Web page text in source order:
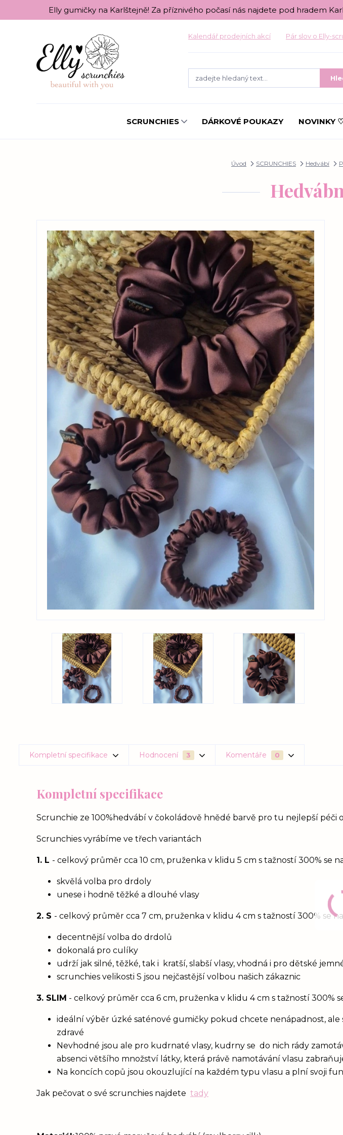
Elly gumičky na Karlštejně! Za příznivého počasí nás najdete pod hradem
Kalendář prodejních akcí Pár slov o Elly-
SCRUNCHIES DÁRKOVÉ POUKAZY NOVINKY
Úvod SCRUNCHIES Hedvábí
Kompletní specifikace Hodnocení 3 Komentáře 0
Kompletní specifikace
Scrunchie ze 100%hedvábí v čokoládově hnědé barvě pro tu nejlepší péči o
Scrunchies vyrábíme ve třech variantách
1. L - celkový průměr cca 10 cm, pruženka v klidu 5 cm s tažností 300% se
skvělá volba pro drdoly
unese i hodně těžké a dlouhé vlasy
2. S - celkový průměr cca 7 cm, pruženka v klidu 4 cm s tažností 300% se
decentnější volba do drdolů
dokonalá pro culíky
udrží jak silné, těžké, tak i kratší, slabší vlasy, vhodná i pro dětské
scrunchies velikosti S jsou nejčastější volbou našich zákaznic
3. SLIM - celkový průměr cca 6 cm, pruženka v klidu 4 cm s tažností 300%
ideální výběr úzké saténové gumičky pokud chcete nenápadnost, ale
zdravé
Nevhodné jsou ale pro kudrnaté vlasy, kudrny se do nich rády
absenci většího množství látky, která právě namotávání vlasu
Na koncích copů jsou okouzlující na každém typu vlasu a plní svoji
Jak pečovat o své scrunchies najdete tady